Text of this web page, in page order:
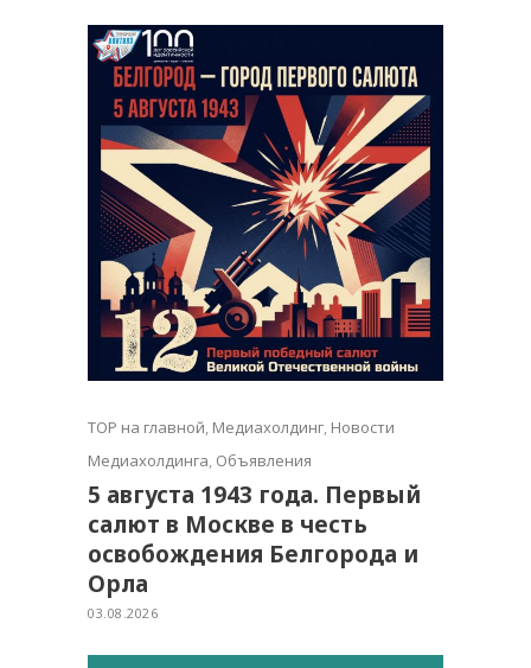
TOP на главной, Медиахолдинг, Новости
Медиахолдинга, Объявления
5 августа 1943 года. Первый
салют в Москве в честь
освобождения Белгорода и
Орла
03.08.2026